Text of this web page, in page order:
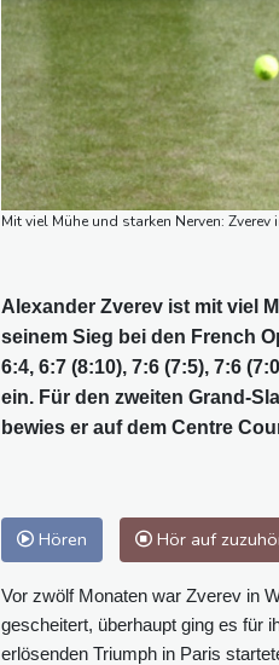
Mit viel Mühe und starken Nerven: Zverev
Alexander Zverev ist mit viel
seinem Sieg bei den French
6:4, 6:7 (8:10), 7:6 (7:5), 7:6
ein. Für den zweiten Grand-
bewies er auf dem Centre
Hören Hör auf
Vor zwölf Monaten war Zverev in
gescheitert, überhaupt ging es für
erlösenden Triumph in Paris